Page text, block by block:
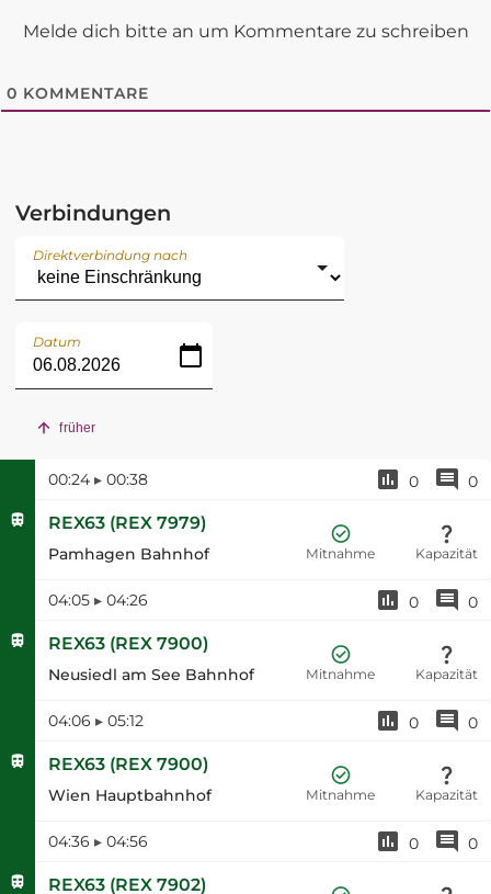
Melde dich bitte an um Kommentare zu schreiben
0 KOMMENTARE
Verbindungen
Direktverbindung nach
Datum
früher
00:24 ▸ 00:38 0 0
REX63 (REX 7979)
Pamhagen Bahnhof Mitnahme Kapazität
04:05 ▸ 04:26 0 0
REX63 (REX 7900)
Neusiedl am See Bahnhof Mitnahme Kapazität
04:06 ▸ 05:12 0 0
REX63 (REX 7900)
Wien Hauptbahnhof Mitnahme Kapazität
04:36 ▸ 04:56 0 0
REX63 (REX 7902)